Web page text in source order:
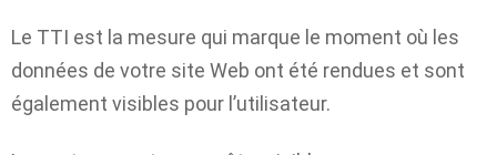
Le TTI est la mesure qui marque le moment où les
données de votre site Web ont été rendues et sont
également visibles pour l’utilisateur.